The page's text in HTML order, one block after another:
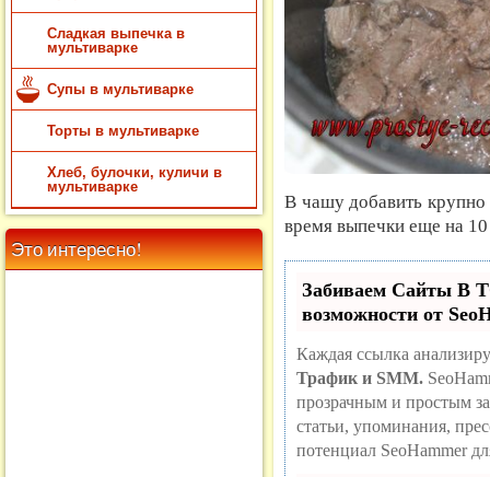
Сладкая выпечка в
мультиварке
Супы в мультиварке
Торты в мультиварке
Хлеб, булочки, куличи в
мультиварке
Это интересно!
В чашу добавить крупно
время выпечки еще на
Забиваем Сайты
возможности от
Каждая ссылка
Трафик и SMM.
прозрачным и простым
статьи, упоминания,
потенциал SeoHammer